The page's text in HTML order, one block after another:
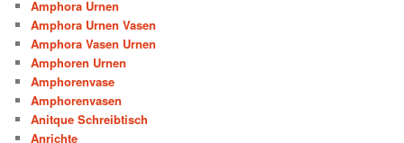
Amphora Urnen
Amphora Urnen Vasen
Amphora Vasen Urnen
Amphoren Urnen
Amphorenvase
Amphorenvasen
Anitque Schreibtisch
Anrichte